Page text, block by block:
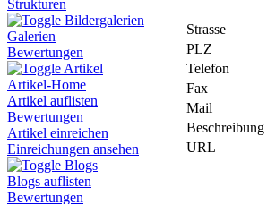
Strukturen
Bildergalerien
Galerien
Bewertungen
Artikel
Artikel-Home
Artikel auflisten
Bewertungen
Artikel einreichen
Einreichungen ansehen
Blogs
Blogs auflisten
Bewertungen
Strasse
PLZ
Telefon
Fax
Mail
Beschreibung
URL